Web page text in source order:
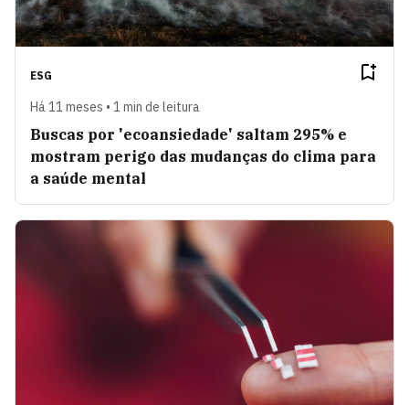
ESG
Há 11 meses • 1 min de leitura
Buscas por 'ecoansiedade' saltam 295% e
mostram perigo das mudanças do clima para
a saúde mental